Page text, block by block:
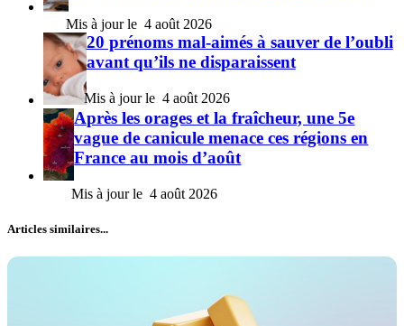
4 août 2026
20 prénoms mal-aimés à sauver de l’oubli
avant qu’ils ne disparaissent
4 août 2026
Après les orages et la fraîcheur, une 5e
vague de canicule menace ces régions en
France au mois d’août
4 août 2026
Articles similaires...